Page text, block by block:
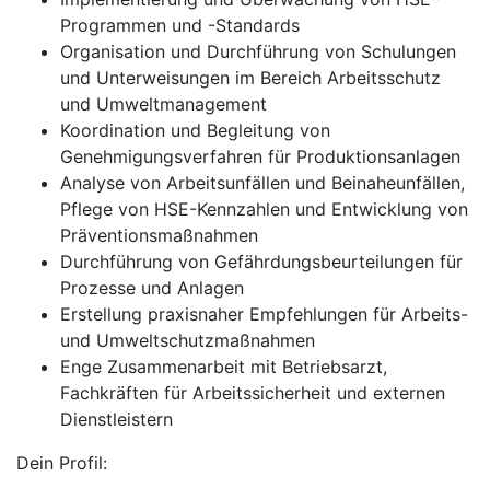
Programmen und -Standards
Organisation und Durchführung von Schulungen
und Unterweisungen im Bereich Arbeitsschutz
und Umweltmanagement
Koordination und Begleitung von
Genehmigungsverfahren für Produktionsanlagen
Analyse von Arbeitsunfällen und Beinaheunfällen,
Pflege von HSE-Kennzahlen und Entwicklung von
Präventionsmaßnahmen
Durchführung von Gefährdungsbeurteilungen für
Prozesse und Anlagen
Erstellung praxisnaher Empfehlungen für Arbeits-
und Umweltschutzmaßnahmen
Enge Zusammenarbeit mit Betriebsarzt,
Fachkräften für Arbeitssicherheit und externen
Dienstleistern
Dein Profil: